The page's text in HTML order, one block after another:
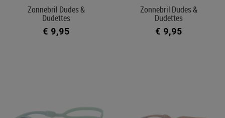
Zonnebril Dudes &
Dudettes
€ 9,95
Zonnebril Dudes &
Dudettes
€ 9,95